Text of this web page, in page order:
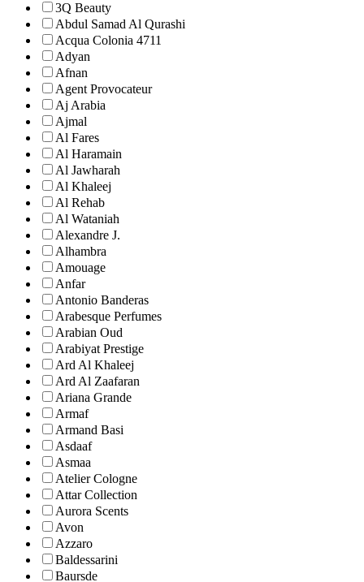
3Q Beauty
Abdul Samad Al Qurashi
Acqua Colonia 4711
Adyan
Afnan
Agent Provocateur
Aj Arabia
Ajmal
Al Fares
Al Haramain
Al Jawharah
Al Khaleej
Al Rehab
Al Wataniah
Alexandre J.
Alhambra
Amouage
Anfar
Antonio Banderas
Arabesque Perfumes
Arabian Oud
Arabiyat Prestige
Ard Al Khaleej
Ard Al Zaafaran
Ariana Grande
Armaf
Armand Basi
Asdaaf
Asmaa
Atelier Cologne
Attar Collection
Aurora Scents
Avon
Azzaro
Baldessarini
Baursde